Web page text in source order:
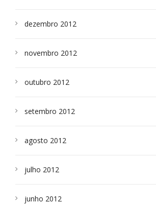
dezembro 2012
novembro 2012
outubro 2012
setembro 2012
agosto 2012
julho 2012
junho 2012